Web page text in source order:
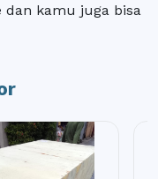
kamu juga bisa